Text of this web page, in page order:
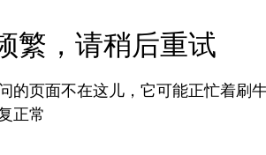
繁，请稍后重试
的页面不在这儿，它可能正忙着刷
正常